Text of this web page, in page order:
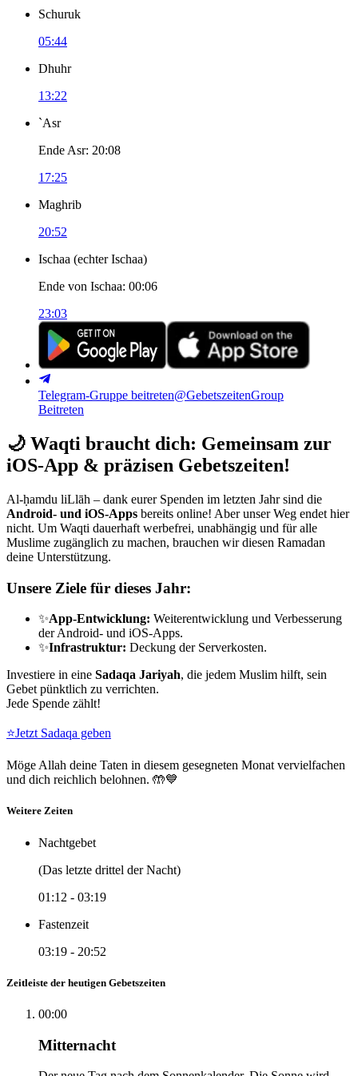
Schuruk
05:44
Dhuhr
13:22
`Asr
Ende Asr: 20:08
17:25
Maghrib
20:52
Ischaa (echter Ischaa)
Ende von Ischaa: 00:06
23:03
Telegram-Gruppe beitreten@GebetszeitenGroup
Beitreten
🌙 Waqti braucht dich: Gemeinsam zur
iOS-App & präzisen Gebetszeiten!
Al-ḥamdu liLlāh – dank eurer Spenden im letzten Jahr sind die
Android- und iOS-Apps bereits online! Aber unser Weg endet hier
nicht. Um Waqti dauerhaft werbefrei, unabhängig und für alle
Muslime zugänglich zu machen, brauchen wir diesen Ramadan
deine Unterstützung.
Unsere Ziele für dieses Jahr:
✨App-Entwicklung: Weiterentwicklung und Verbesserung
der Android- und iOS-Apps.
✨Infrastruktur: Deckung der Serverkosten.
Investiere in eine Sadaqa Jariyah, die jedem Muslim hilft, sein
Gebet pünktlich zu verrichten.
Jede Spende zählt!
⭐Jetzt Sadaqa geben
Möge Allah deine Taten in diesem gesegneten Monat vervielfachen
und dich reichlich belohnen. 🤲💙
Weitere Zeiten
Nachtgebet
(Das letzte drittel der Nacht)
01:12 - 03:19
Fastenzeit
03:19 - 20:52
Zeitleiste der heutigen Gebetszeiten
00:00
Mitternacht